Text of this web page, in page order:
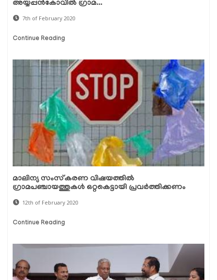
അയ്യപ്പന്‍കോവില്‍ ഗ്രാമ...
7th of February 2020
Continue Reading
മാലിന്യ സംസ്‌കരണ വിഷയത്തില്‍
ഗ്രാമപഞ്ചായത്തുകള്‍ ഒറ്റകെട്ടായി പ്രവര്‍ത്തിക്കണം
12th of February 2020
Continue Reading